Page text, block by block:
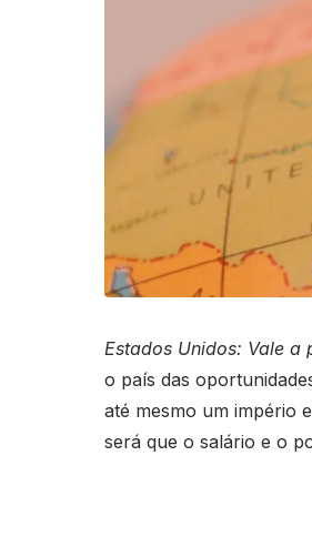
Estados Unidos: Vale a
o país das
até mesmo um império
será que o salário e o